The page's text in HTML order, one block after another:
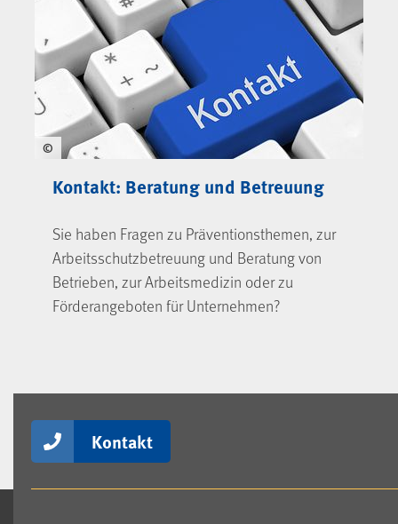
©
Kontakt: Beratung und Betreuung
Sie haben Fragen zu Präventionsthemen, zur
Arbeitsschutzbetreuung und Beratung von
Betrieben, zur Arbeitsmedizin oder zu
Förderangeboten für Unternehmen?
Kontakt